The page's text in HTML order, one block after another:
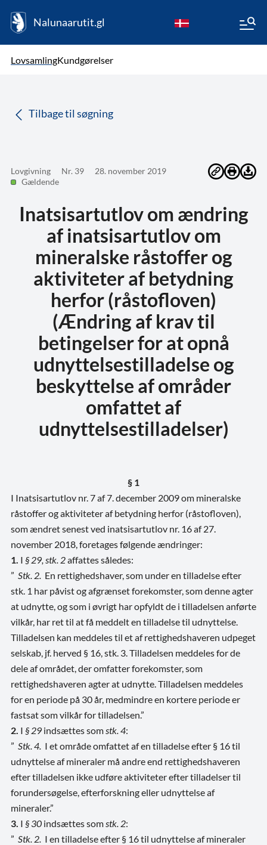
Nalunaarutit.gl
LovsamlingKundgørelser
Tilbage til søgning
Lovgivning Nr. 39
28. november 2019
Gældende
Inatsisartutlov om ændring
af inatsisartutlov om
mineralske råstoffer og
aktiviteter af betydning
herfor (råstofloven)
(Ændring af krav til
betingelser for at opnå
udnyttelsestilladelse og
beskyttelse af områder
omfattet af
udnyttelsestilladelser)
§ 1
I Inatsisartutlov nr. 7 af 7. december 2009 om mineralske
råstoffer og aktiviteter af betydning herfor (råstofloven),
som ændret senest ved inatsisartutlov nr. 16 af 27.
november 2018, foretages følgende ændringer:
1. I § 29, stk. 2affattes således:
” Stk. 2. En rettighedshaver, som under en tilladelse efter
stk. 1 har påvist og afgrænset forekomster, som denne agter
at udnytte, og som i øvrigt har opfyldt de i tilladelsen anførte
vilkår, har ret til at få meddelt en tilladelse til udnyttelse.
Tilladelsen kan meddeles til et af rettighedshaveren udpeget
selskab, jf. herved § 16, stk. 3. Tilladelsen meddeles for de
dele af området, der omfatter forekomster, som
rettighedshaveren agter at udnytte. Tilladelsen meddeles
for en periode på 30 år, medmindre en kortere periode er
fastsat som vilkår for tilladelsen.”
2. I § 29 indsættes som stk. 4:
” Stk. 4. I et område omfattet af en tilladelse efter § 16 til
udnyttelse af mineraler må andre end rettighedshaveren
efter tilladelsen ikke udføre aktiviteter efter tilladelser til
forundersøgelse, efterforskning eller udnyttelse af
mineraler.”
3. I § 30 indsættes som stk. 2:
” Stk. 2. I en tilladelse efter § 16 til udnyttelse af mineraler